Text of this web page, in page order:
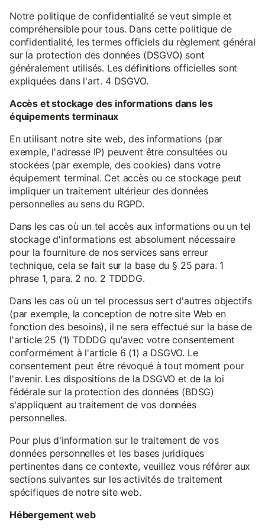
Notre politique de confidentialité se veut simple et
compréhensible pour tous. Dans cette politique de
confidentialité, les termes officiels du règlement général
sur la protection des données (DSGVO) sont
généralement utilisés. Les définitions officielles sont
expliquées dans l'art. 4 DSGVO.
Accès et stockage des informations dans les
équipements terminaux
En utilisant notre site web, des informations (par
exemple, l'adresse IP) peuvent être consultées ou
stockées (par exemple, des cookies) dans votre
équipement terminal. Cet accès ou ce stockage peut
impliquer un traitement ultérieur des données
personnelles au sens du RGPD.
Dans les cas où un tel accès aux informations ou un tel
stockage d'informations est absolument nécessaire
pour la fourniture de nos services sans erreur
technique, cela se fait sur la base du § 25 para. 1
phrase 1, para. 2 no. 2 TDDDG.
Dans les cas où un tel processus sert d'autres objectifs
(par exemple, la conception de notre site Web en
fonction des besoins), il ne sera effectué sur la base de
l'article 25 (1) TDDDG qu'avec votre consentement
conformément à l'article 6 (1) a DSGVO. Le
consentement peut être révoqué à tout moment pour
l'avenir. Les dispositions de la DSGVO et de la loi
fédérale sur la protection des données (BDSG)
s'appliquent au traitement de vos données
personnelles.
Pour plus d'information sur le traitement de vos
données personnelles et les bases juridiques
pertinentes dans ce contexte, veuillez vous référer aux
sections suivantes sur les activités de traitement
spécifiques de notre site web.
Hébergement web